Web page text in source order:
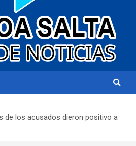
de los acusados dieron positivo a